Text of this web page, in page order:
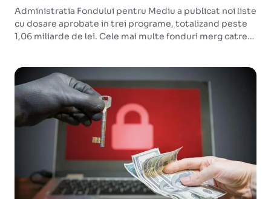
Administratia Fondului pentru Mediu a publicat noi liste
cu dosare aprobate in trei programe, totalizand peste
1,06 miliarde de lei. Cele mai multe fonduri merg catre